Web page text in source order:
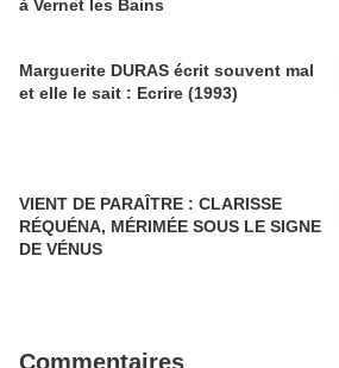
à Vernet les Bains
Marguerite DURAS écrit souvent mal
et elle le sait : Ecrire (1993)
VIENT DE PARAÎTRE : CLARISSE
RÉQUÉNA, MÉRIMÉE SOUS LE SIGNE
DE VÉNUS
Commentaires